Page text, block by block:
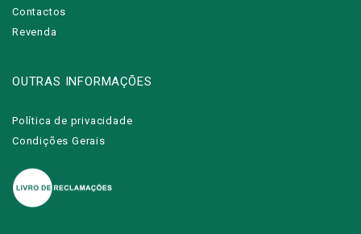
Contactos
Revenda
OUTRAS INFORMAÇÕES
Política de privacidade
Condições Gerais